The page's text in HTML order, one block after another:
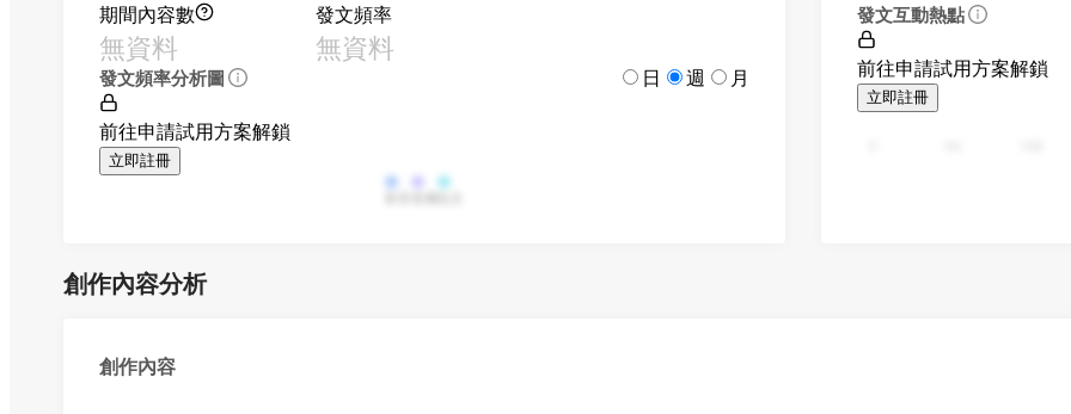
期間內容數
無資料
發文頻率
無資料
發文頻率分析圖 日 週 月
前往申請試用方案解鎖
立即註冊
發文互動熱點
前往申請試用方案解鎖
立即註冊
創作內容分析
創作內容